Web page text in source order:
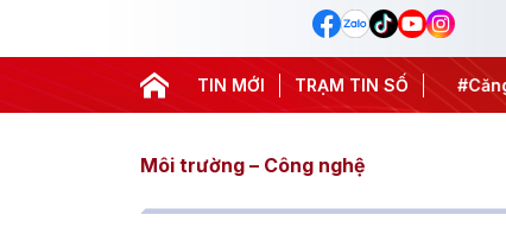
TIN MỚI TRẠM TIN SỐ
dịch 500 ngày đêm #Chống khai thác IUU
Môi trường – Công nghệ